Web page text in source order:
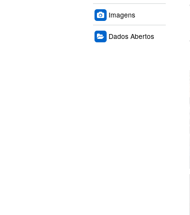
Imagens
Dados Abertos